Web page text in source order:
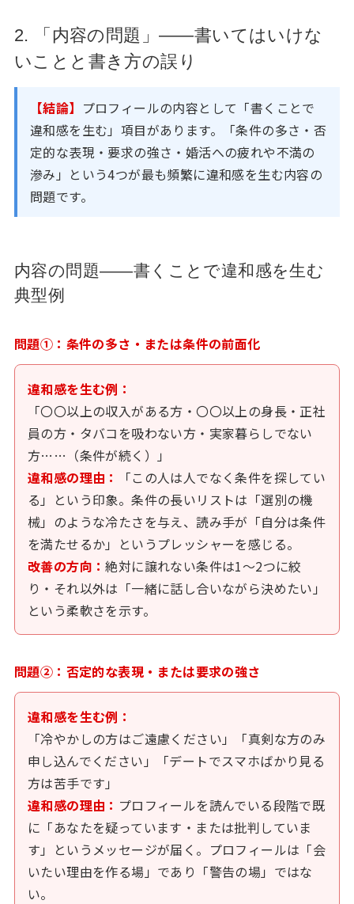
2. 「内容の問題」——書いてはいけな
いことと書き方の誤り
【結論】 プロフィールの内容として「書くことで
違和感を生む」項目があります。「条件の多さ・否
定的な表現・要求の強さ・婚活への疲れや不満の
滲み」という4つが最も頻繁に違和感を生む内容の
問題です。
内容の問題——書くことで違和感を生む
典型例
問題①：条件の多さ・または条件の前面化
違和感を生む例：
「〇〇以上の収入がある方・〇〇以上の身長・正社
員の方・タバコを吸わない方・実家暮らしでない
方……（条件が続く）」
違和感の理由：
「この人は人でなく条件を探してい
る」という印象。条件の長いリストは「選別の機
械」のような冷たさを与え、読み手が「自分は条件
を満たせるか」というプレッシャーを感じる。
改善の方向：絶対に譲れない条件は1〜2つに絞
り・それ以外は「一緒に話し合いながら決めたい」
という柔軟さを示す。
問題②：否定的な表現・または要求の強さ
違和感を生む例：
「冷やかしの方はご遠慮ください」「真剣な方のみ
申し込んでください」「デートでスマホばかり見る
方は苦手です」
違和感の理由： プロフィールを読んでいる段階で既
に「あなたを疑っています・または批判していま
す」というメッセージが届く。プロフィールは「会
いたい理由を作る場」であり「警告の場」ではな
い。